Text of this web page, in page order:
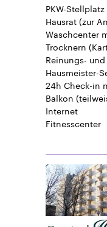
PKW-Stellplatz
Hausrat(zur
Waschcenter
Trocknern
Reinungs-
Hausmeister-
24h Check-in
Balkon
Internet
Fitnesscenter